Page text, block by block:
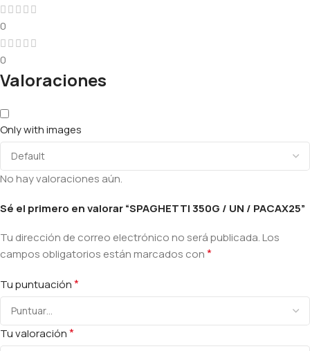
0
0
Valoraciones
Only with images
No hay valoraciones aún.
Sé el primero en valorar “SPAGHETTI 350G / UN / PACAX25”
Tu dirección de correo electrónico no será publicada.Los
campos obligatorios están marcados con*
Tu puntuación*
Tu valoración*